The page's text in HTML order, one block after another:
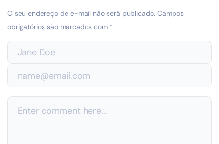
O seu endereço de e-mail não será publicado. Campos
obrigatórios são marcados com *